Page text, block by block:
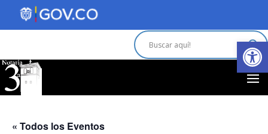
Abrir
« Todos los Eventos